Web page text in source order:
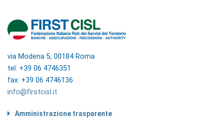
via Modena 5, 00184 Roma
tel: +39 06 4746351
fax: +39 06 4746136
info@firstcisl.it
Amministrazione trasparente